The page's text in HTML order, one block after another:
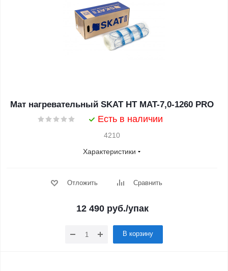
Мат нагревательный SKAT HT MAT-7,0-1260 PRO
Есть в наличии
4210
Характеристики
Отложить Сравнить
12 490руб./упак
В корзину